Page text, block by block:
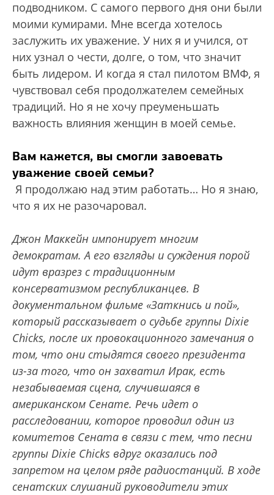
подводником. С самого первого дня они были
моими кумирами. Мне всегда хотелось
заслужить их уважение. У них я и учился, от
них узнал о чести, долге, о том, что значит
быть лидером. И когда я стал пилотом ВМФ, я
чувствовал себя продолжателем семейных
традиций. Но я не хочу преуменьшать
важность влияния женщин в моей семье.
Вам кажется, вы смогли завоевать
уважение своей семьи?
Я продолжаю над этим работать… Но я знаю,
что я их не разочаровал.
Джон Маккейн импонирует многим
демократам. А его взгляды и суждения порой
идут вразрез с традиционным
консерватизмом республиканцев. В
документальном фильме «Заткнись и пой»,
который рассказывает о судьбе группы Dixie
Chicks, после их провокационного замечания о
том, что они стыдятся своего президента
из-за того, что он захватил Ирак, есть
незабываемая сцена, случившаяся в
американском Сенате. Речь идет о
расследовании, которое проводил один из
комитетов Сената в связи с тем, что песни
группы Dixie Chicks вдруг оказались под
запретом на целом ряде радиостанций. В ходе
сенатских слушаний руководители этих